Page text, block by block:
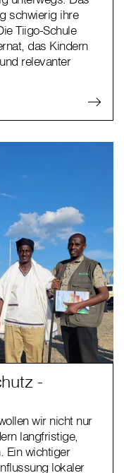
schwierig ihre
Tiigo-Schule
das Kindern
relevanter
-
wir nicht nur
langfristige,
Ein wichtiger
lokaler